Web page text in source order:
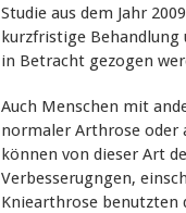
Studie aus dem Jahr
kurzfristige
in Betracht gezogen
Auch Menschen mit
normaler Arthrose oder
können von dieser Art
Verbesserugngen,
Kniearthrose benutzten